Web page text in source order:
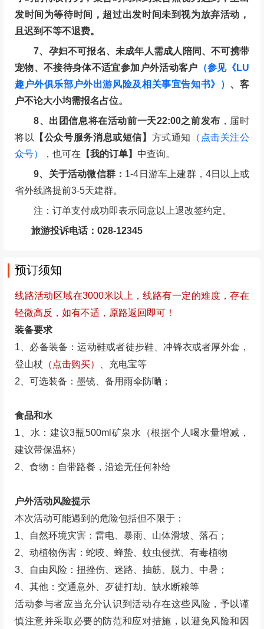
发时间为等待时间，超过出发时间未到视为放弃活动，
且迟到不等不退费。
7、孕妇不可报名、未成年人需成人陪同、不可携带
宠物、不接待身体不适宜参加户外活动客户 （参见《LU
趣户外俱乐部户外出游风险及相关事宜告知书》） 、客
户不论大小均需报名占位。
8、出团信息将在活动前一天22:00之前发布 ，届时
将以
【公众号服务消息或短信】 方式通知
（点击关注公
众号）
，也可在 【我的订单】 中查询。
9、关于活动微信群： 1-4日游车上建群，4日以上或
省外线路提前3-5天建群。
注：订单支付成功即表示同意以上退改签约定。
旅游投诉电话：028-12345
预订须知
线路活动区域在3000米以上，线路有一定的难度，存在
轻微高反，如有不适，原路返回即可！
装备要求
1、必备装备：运动鞋或者徒步鞋、冲锋衣或者厚外套，
登山杖 （点击购买）
、充电宝等
2、可选装备：墨镜、备用雨伞防嗮；
食品和水
1、水：建议3瓶500ml矿泉水（根据个人喝水量增减，
建议带保温杯）
2、食物：自带路餐，沿途无任何补给
户外活动风险提示
本次活动可能遇到的危险包括但不限于：
1、自然环境灾害：雷电、暴雨、山体滑坡、落石；
2、动植物伤害：蛇咬、蜂蛰、蚊虫侵扰、有毒植物
3、自由风险：扭挫伤、迷路、抽筋、脱力、中暑；
4、其他：交通意外、歹徒打劫、缺水断粮等
活动参与者应当充分认识到活动存在这些风险，予以谨
慎注意并采取必要的防范和应对措施，以避免风险和因